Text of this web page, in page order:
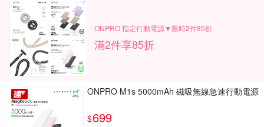
ONPRO 指定行動電源▼限時2件85折
滿2件享85折
ONPRO M1s 5000mAh 磁吸無線急速行動電源
$699